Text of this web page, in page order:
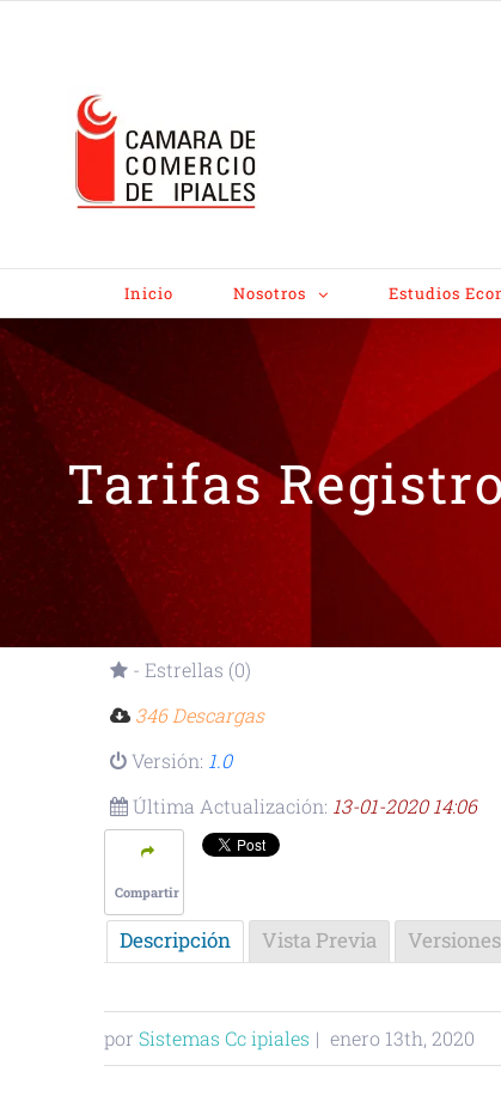
Inicio Nosotros Estudios
Tarifas
- Estrellas (0)
346 Descargas
Versión: 1.0
Última Actualización: 13-01-2020 14:06
Compartir
Descripción Vista Previa Versiones
por Sistemas Cc ipiales | enero 13th, 2020